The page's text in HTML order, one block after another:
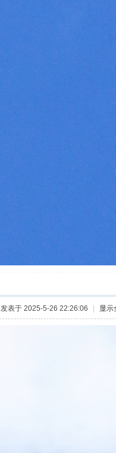
发表于 2025-5-26 22:26:06 显示